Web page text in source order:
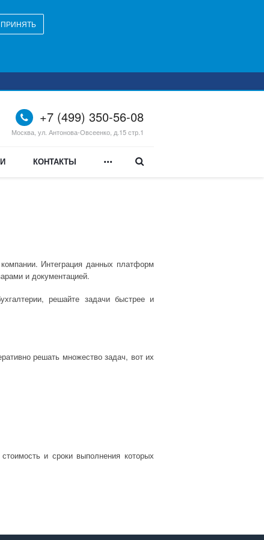
ПРИНЯТЬ
+7 (499) 350-56-08
Москва, ул. Антонова-Овсеенко, д.15 стр.1
КОНТАКТЫ ...
Интеграция данных платформ
и документацией.
решайте задачи быстрее и
решать множество задач, вот их
и сроки выполнения которых